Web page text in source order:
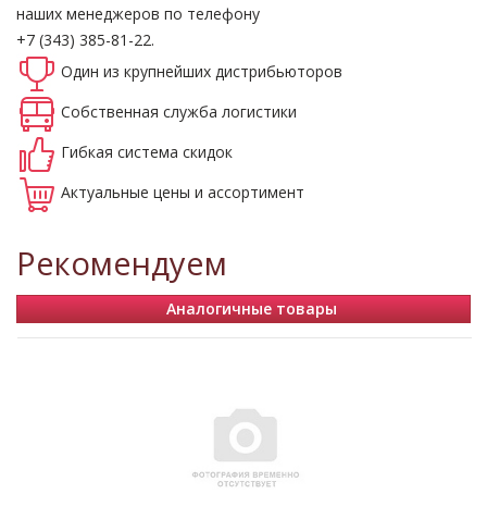
наших менеджеров по телефону
+7 (343) 385-81-22.
Один из крупнейших дистрибьюторов
Собственная служба логистики
Гибкая система скидок
Актуальные цены и ассортимент
Рекомендуем
Аналогичные товары